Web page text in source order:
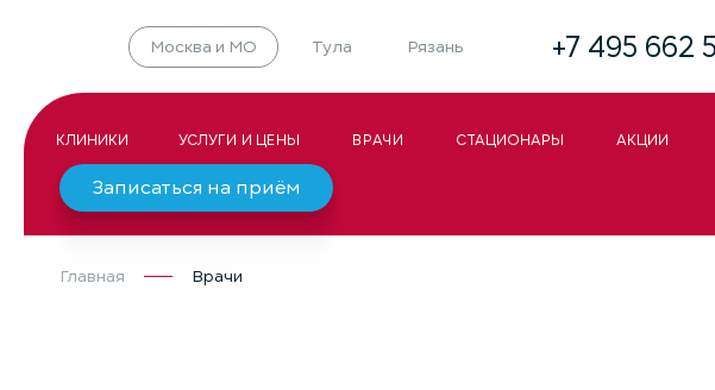
Москва и МО Тула Рязань +7 495 662
КЛИНИКИ УСЛУГИ И ЦЕНЫ ВРАЧИ СТАЦИОНАРЫ АКЦИИ
Записаться на приём
Главная Врачи